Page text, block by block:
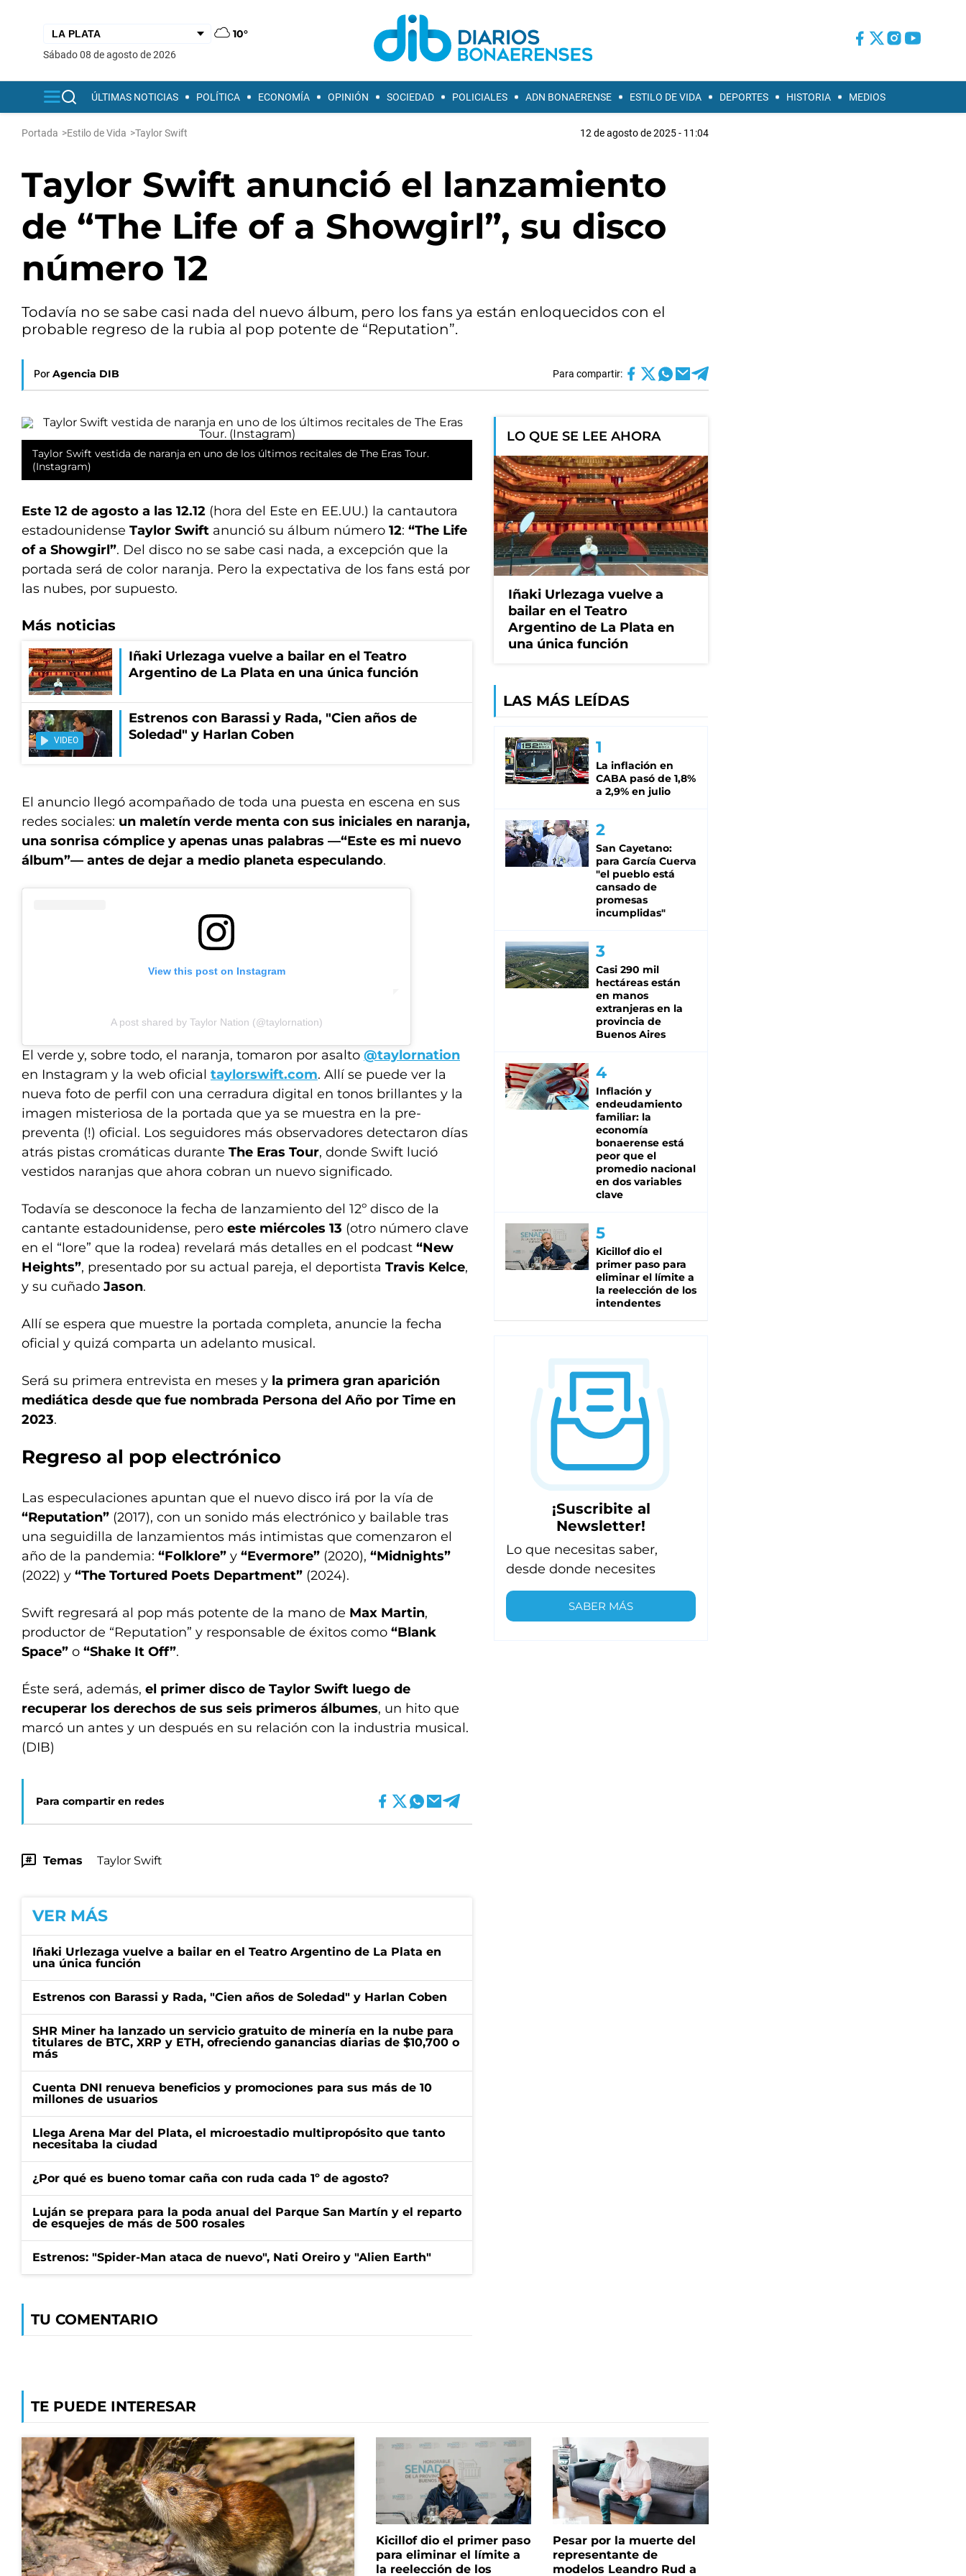
10°
sábado 08 de agosto de 2026
ÚLTIMAS NOTICIAS POLÍTICA ECONOMÍA OPINIÓN SOCIEDAD POLICIALES ADN BONAERENSE ESTILO DE VIDA DEPORTES HISTORIA MEDIOS
Portada >Estilo de Vida >Taylor Swift 12 de agosto de 2025 - 11:04
Taylor Swift anunció el lanzamiento
de “The Life of a Showgirl”, su disco
número 12
Todavía no se sabe casi nada del nuevo álbum, pero los fans ya están enloquecidos con el
probable regreso de la rubia al pop potente de “Reputation”.
Por Agencia DIB Para compartir:
Taylor Swift vestida de naranja en uno de los últimos recitales de The Eras Tour.
(Instagram)
Este 12 de agosto a las 12.12 (hora del Este en EE.UU.) la cantautora
estadounidense Taylor Swift anunció su álbum número 12: “The Life
of a Showgirl”. Del disco no se sabe casi nada, a excepción que la
portada será de color naranja. Pero la expectativa de los fans está por
las nubes, por supuesto.
Más noticias
Iñaki Urlezaga vuelve a bailar en el Teatro
Argentino de La Plata en una única función
VIDEO
Estrenos con Barassi y Rada, "Cien años de
Soledad" y Harlan Coben
El anuncio llegó acompañado de toda una puesta en escena en sus
redes sociales: un maletín verde menta con sus iniciales en naranja,
una sonrisa cómplice y apenas unas palabras —“Este es mi nuevo
álbum”— antes de dejar a medio planeta especulando.
View this post on Instagram
A post shared by Taylor Nation (@taylornation)
El verde y, sobre todo, el naranja, tomaron por asalto @taylornation
en Instagram y la web oficial taylorswift.com. Allí se puede ver la
nueva foto de perfil con una cerradura digital en tonos brillantes y la
imagen misteriosa de la portada que ya se muestra en la pre-
preventa (!) oficial. Los seguidores más observadores detectaron días
atrás pistas cromáticas durante The Eras Tour, donde Swift lució
vestidos naranjas que ahora cobran un nuevo significado.
Todavía se desconoce la fecha de lanzamiento del 12º disco de la
cantante estadounidense, pero este miércoles 13 (otro número clave
en el “lore” que la rodea) revelará más detalles en el podcast “New
Heights”, presentado por su actual pareja, el deportista Travis Kelce,
y su cuñado Jason.
Allí se espera que muestre la portada completa, anuncie la fecha
oficial y quizá comparta un adelanto musical.
Será su primera entrevista en meses y la primera gran aparición
mediática desde que fue nombrada Persona del Año por Time en
2023.
Regreso al pop electrónico
Las especulaciones apuntan que el nuevo disco irá por la vía de
“Reputation” (2017), con un sonido más electrónico y bailable tras
una seguidilla de lanzamientos más intimistas que comenzaron el
año de la pandemia: “Folklore” y “Evermore” (2020), “Midnights”
(2022) y “The Tortured Poets Department” (2024).
Swift regresará al pop más potente de la mano de Max Martin,
productor de “Reputation” y responsable de éxitos como “Blank
Space” o “Shake It Off”.
Éste será, además, el primer disco de Taylor Swift luego de
recuperar los derechos de sus seis primeros álbumes, un hito que
marcó un antes y un después en su relación con la industria musical.
(DIB)
Para compartir en redes
Temas Taylor Swift
VER MÁS
Iñaki Urlezaga vuelve a bailar en el Teatro Argentino de La Plata en
una única función
Estrenos con Barassi y Rada, "Cien años de Soledad" y Harlan Coben
SHR Miner ha lanzado un servicio gratuito de minería en la nube para
titulares de BTC, XRP y ETH, ofreciendo ganancias diarias de $10,700 o
más
Cuenta DNI renueva beneficios y promociones para sus más de 10
millones de usuarios
Llega Arena Mar del Plata, el microestadio multipropósito que tanto
necesitaba la ciudad
¿Por qué es bueno tomar caña con ruda cada 1º de agosto?
Luján se prepara para la poda anual del Parque San Martín y el reparto
de esquejes de más de 500 rosales
Estrenos: "Spider-Man ataca de nuevo", Nati Oreiro y "Alien Earth"
TU COMENTARIO
LO QUE SE LEE AHORA
Iñaki Urlezaga vuelve a
bailar en el Teatro
Argentino de La Plata en
una única función
LAS MÁS LEÍDAS
La inflación en
CABA pasó de 1,8%
a 2,9% en julio
San Cayetano:
para García Cuerva
"el pueblo está
cansado de
promesas
incumplidas"
Casi 290 mil
hectáreas están
en manos
extranjeras en la
provincia de
Buenos Aires
Inflación y
endeudamiento
familiar: la
economía
bonaerense está
peor que el
promedio nacional
en dos variables
clave
Kicillof dio el
primer paso para
eliminar el límite a
la reelección de los
intendentes
¡Suscribite al
Newsletter!
Lo que necesitas saber,
desde donde necesites
SABER MÁS
TE PUEDE INTERESAR
Kicillof dio el primer paso
para eliminar el límite a
la reelección de los
Pesar por la muerte del
representante de
modelos Leandro Rud a